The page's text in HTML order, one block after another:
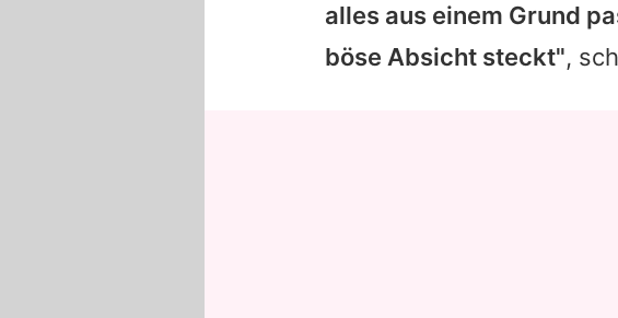
alles aus einem Grund
böse Absicht steckt",